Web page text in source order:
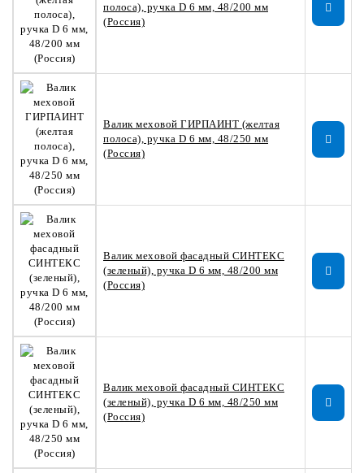
полоса), ручка D 6 мм, 48/200 мм
(Россия)
Валик меховой ГИРПАИНТ (желтая
полоса), ручка D 6 мм, 48/250 мм
(Россия)
Валик меховой фасадный СИНТЕКС
(зеленый), ручка D 6 мм, 48/200 мм
(Россия)
Валик меховой фасадный СИНТЕКС
(зеленый), ручка D 6 мм, 48/250 мм
(Россия)